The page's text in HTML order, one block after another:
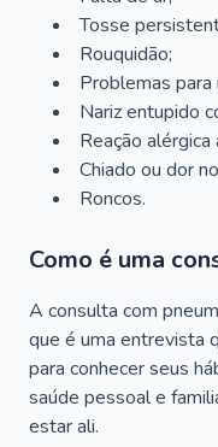
Tosse
Rouquidão;
Problemas para
Nariz entupido
Reação alérgica
Chiado ou dor
Roncos.
Como é uma
A consulta com
que é uma entrevista
para conhecer seus
saúde pessoal e
estar ali.